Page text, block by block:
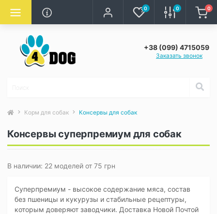
0 0 0
+38 (099) 4715059
Заказать звонок
Корм для собак Консервы для собак
Консервы суперпремиум для собак
В наличии: 22 моделей от 75 грн
Суперпремиум - высокое содержание мяса, состав
без пшеницы и кукурузы и стабильные рецептуры,
которым доверяют заводчики. Доставка Новой Почтой